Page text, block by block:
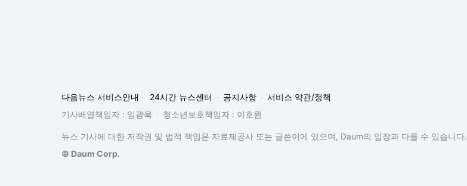
다음뉴스 서비스안내 24시간 뉴스센터 공지사항
서비스 약관/정책
기사배열책임자 : 임광욱
청소년보호책임자 : 이호원
뉴스 기사에 대한 저작권 및 법적 책임은 자료제공사 또는 글쓴이에 있으며, Daum의 입장과 다를 수 있습니다.
© Daum Corp.